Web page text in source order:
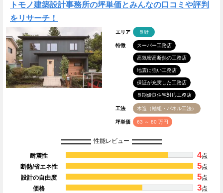
トモノ建築設計事務所の坪単価とみんなの口コミや評判
をリサーチ！
エリア 長野
特徴 スーパー工務店
高気密高断熱の工務店
地震に強い工務店
保証が充実した工務店
長期優良住宅対応工務店
工法 木造（軸組・パネル工法）
坪単価 63 ～ 80 万円
性能レビュー
耐震性 4点
断熱/省エネ性
5点
設計の自由度
5点
価格
3点